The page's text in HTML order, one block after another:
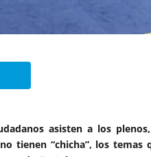
asisten a los
tienen “chicha”, los temas